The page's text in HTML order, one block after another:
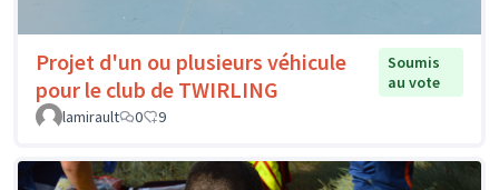
Projet d'un ou plusieurs véhicule
pour le club de TWIRLING
Soumis
au vote
lamirault
0 9